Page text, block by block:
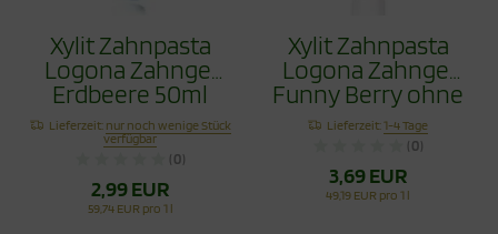
Xylit Zahnpasta
Logona Zahngel
Erdbeere 50ml
Lieferzeit: nur noch wenige Stück
verfügbar
(0)
2,99 EUR
59,74 EUR pro 1 l
Xylit Zahnpasta
Logona Zahngel
Funny Berry ohne
Fluorid 75ml
Lieferzeit:1-4 Tage
(0)
3,69 EUR
49,19 EUR pro 1 l